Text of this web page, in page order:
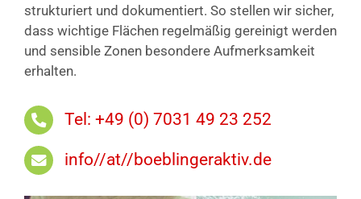
strukturiert und dokumentiert. So stellen wir sicher,
dass wichtige Flächen regelmäßig gereinigt werden
und sensible Zonen besondere Aufmerksamkeit
erhalten.
Tel: +49 (0) 7031 49 23 252
info//at//boeblingeraktiv.de